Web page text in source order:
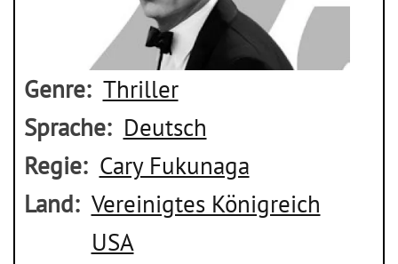
Genre Thriller
Sprache
Deutsch
Regie
Cary Fukunaga
Land
Vereinigtes Königreich
USA